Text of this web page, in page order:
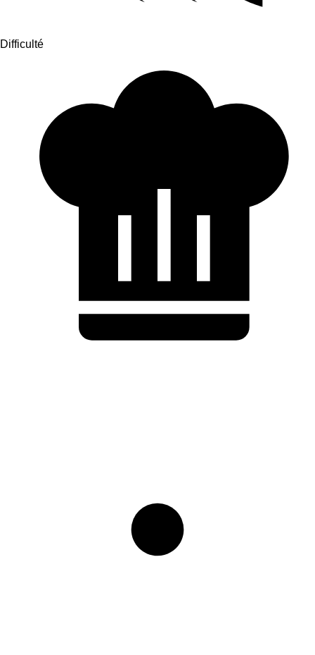
Difficulté